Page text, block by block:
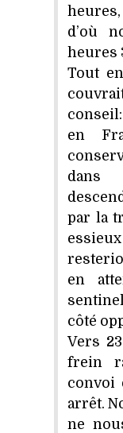
d’où
heures
Tout
en
dans
par la
en
côté
Vers
frein
convoi
arrêt.
ne